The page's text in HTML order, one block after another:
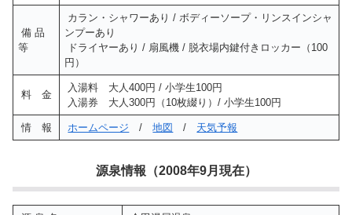
備 品
等
カラン・シャワーあり / ボディーソープ・リンスインシャ
ンプーあり
ドライヤーあり / 扇風機 / 脱衣場内鍵付きロッカー（100
円）
料 金
入湯料 大人400円 / 小学生100円
入湯券 大人300円（10枚綴り）/ 小学生100円
情 報 ホームページ /地図 / 天気予報
源泉情報（2008年9月現在）